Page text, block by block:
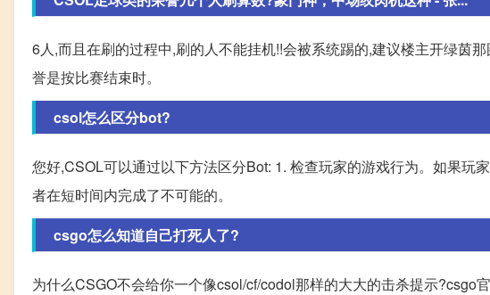
6人,而且在刷的过程中,刷的人不能挂机!!会被系统踢的,建议楼主开绿茵
誉是按比赛结束时。
csol怎么区分bot?
您好,CSOL可以通过以下方法区分Bot: 1. 检查玩家的游戏行为。如果玩
者在短时间内完成了不可能的。
csgo怎么知道自己打死人了?
为什么CSGO不会给你一个像csol/cf/codol那样的大大的击杀提示?csgo